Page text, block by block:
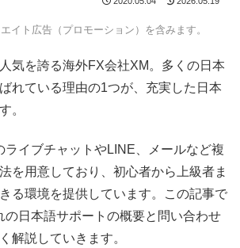
イト広告（プロモーション）を含みます。
気を誇る海外FX会社XM。多くの日本
れている理由の1つが、充実した日本
。
ライブチャットやLINE、メールなど複
を用意しており、初心者から上級者ま
る環境を提供しています。この記事で
の日本語サポートの概要と問い合わせ
解説していきます。